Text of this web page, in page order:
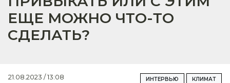
ЕЩЕ МОЖНО ЧТО-ТО
СДЕЛАТЬ?
21.08.2023 / 13:08 ИНТЕРВЬЮ КЛИМАТ